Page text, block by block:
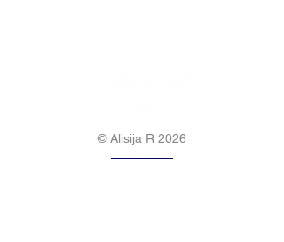
© Alisija R 2026